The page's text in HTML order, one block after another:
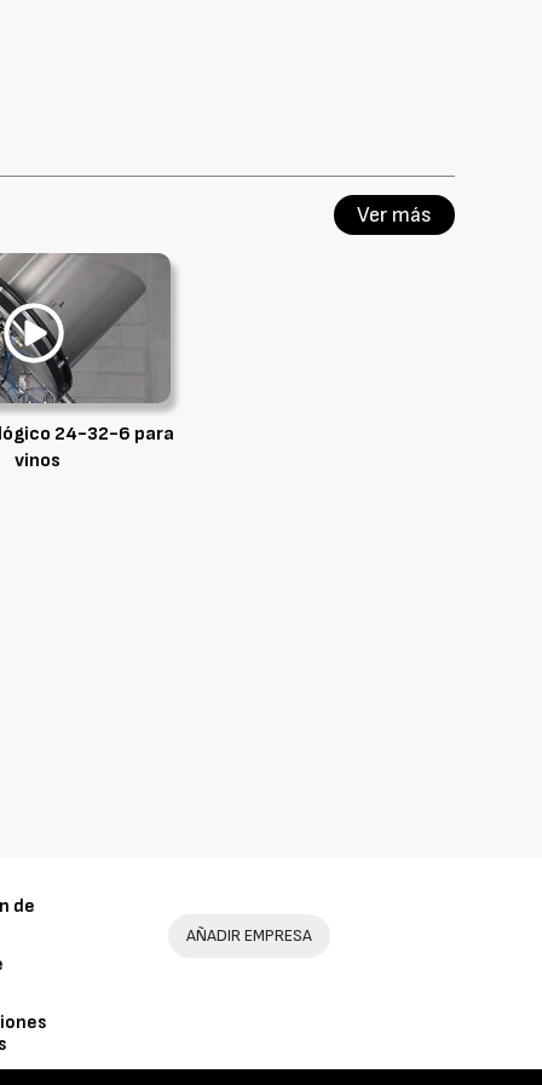
Ver más
24-32-6 para
vinos
de
AÑADIR EMPRESA